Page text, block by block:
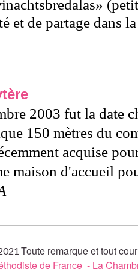
et de partage dans
2003 fut la date
150 mètres du
acquise
maison d'accueil
Toute remarque et tout
de France - La